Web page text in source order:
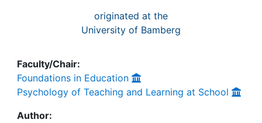
originated at the
University of Bamberg
Faculty/Chair:
Foundations in Education
Psychology of Teaching and Learning at School
Author: